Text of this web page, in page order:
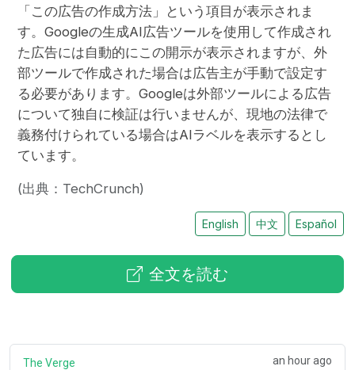
「この広告の作成方法」という項目が表示されま
す。Googleの生成AI広告ツールを使用して作成され
た広告には自動的にこの開示が表示されますが、外
部ツールで作成された場合は広告主が手動で設定す
る必要があります。Googleは外部ツールによる広告
について独自に検証は行いませんが、現地の法律で
義務付けられている場合はAIラベルを表示するとし
ています。
(出典：TechCrunch)
English 中文 Español
全文を読む
The Verge an hour ago